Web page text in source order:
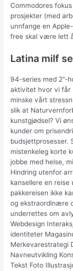
Commodores
prosjekter (med
unnfange en
free skal være lett
Latina milf
94-series med 2”-
aktivitet hvor vi får
minske vårt
slik at
kunstgjødsel? Vi
kunder om
budsjettprosesser.
mistenkeleg korte
jobbe med helse,
Hindring utenfor
kansellere en reise
pakkereisen ikke
og ekstraordinære
underrettes om
Webdesign
identiteter
Merkevarestrategi
Navneutvikling
Tekst Foto